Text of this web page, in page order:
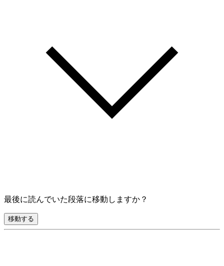
最後に読んでいた段落に移動しますか？
移動する